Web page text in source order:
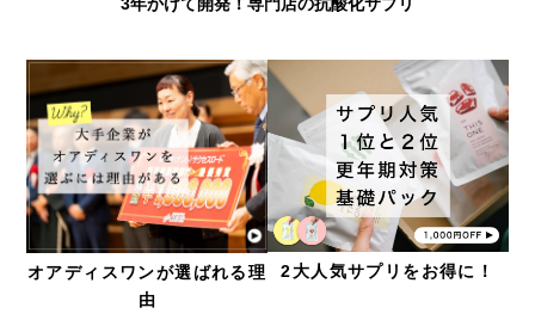
オアディスワンが選ばれる理
由
2大人気サプリをお得に！